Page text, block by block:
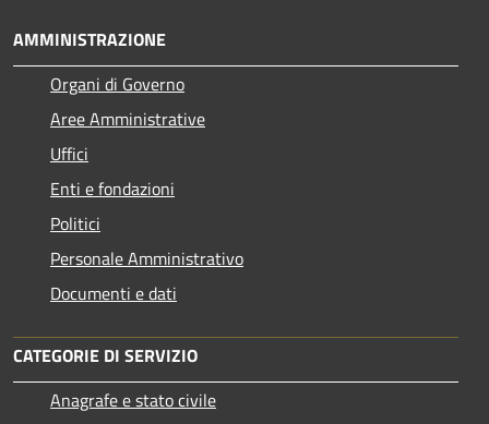
AMMINISTRAZIONE
Organi di Governo
Aree Amministrative
Uffici
Enti e fondazioni
Politici
Personale Amministrativo
Documenti e dati
CATEGORIE DI SERVIZIO
Anagrafe e stato civile